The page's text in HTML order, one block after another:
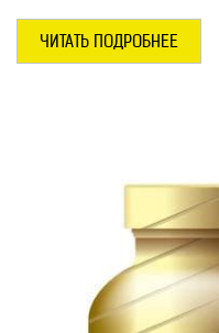
ЧИТАТЬ ПОДРОБНЕЕ